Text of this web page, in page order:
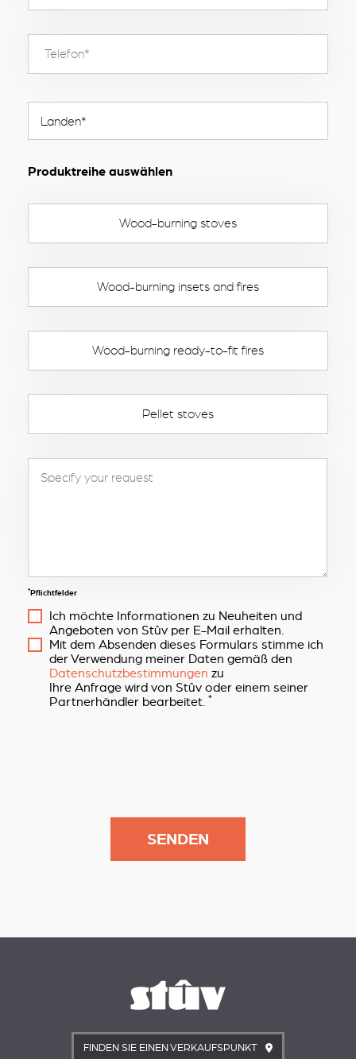
Produktreihe auswählen
Wood-burning stoves
Wood-burning insets and fires
Wood-burning ready-to-fit fires
Pellet stoves
*Pflichtfelder
Ich möchte Informationen zu Neuheiten und
Angeboten von Stûv per E-Mail erhalten.
Mit dem Absenden dieses Formulars stimme ich
der Verwendung meiner Daten gemäß den
Datenschutzbestimmungen zu
Ihre Anfrage wird von Stûv oder einem seiner
Partnerhändler bearbeitet. *
FINDEN SIE EINEN VERKAUFSPUNKT